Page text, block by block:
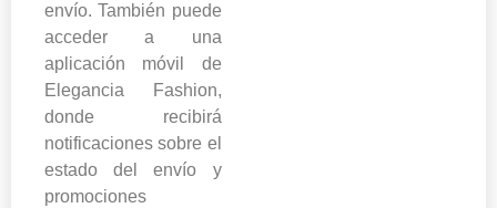
envío. También puede
acceder a una
aplicación móvil de
Elegancia Fashion,
donde recibirá
notificaciones sobre el
estado del envío y
promociones